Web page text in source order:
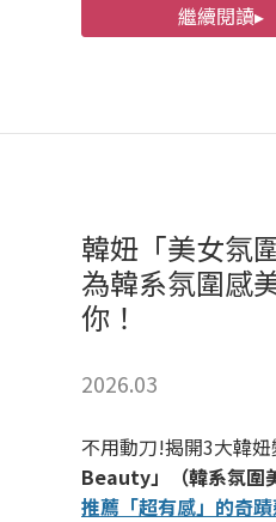
繼續閱讀▸
韓妞「美女氛
為韓系氛圍感
你！
2026.03
不用動刀!揭開3大韓
Beauty」（韓系氛圍
推薦「超有感」的奇